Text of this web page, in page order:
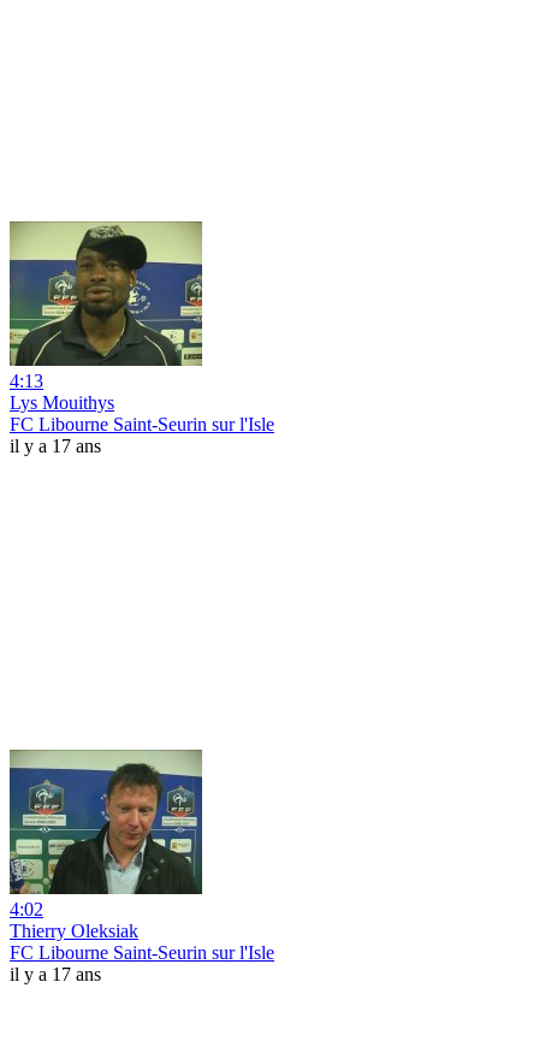
4:13
Lys Mouithys
FC Libourne Saint-Seurin sur l'Isle
il y a 17 ans
4:02
Thierry Oleksiak
FC Libourne Saint-Seurin sur l'Isle
il y a 17 ans